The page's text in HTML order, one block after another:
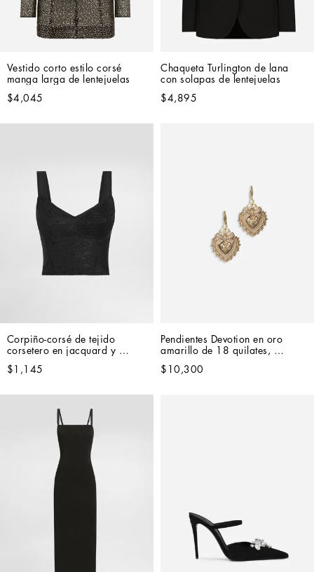
Vestido corto estilo corsé
manga larga de lentejuelas
$4,045
Chaqueta Turlington de lana
con solapas de lentejuelas
$4,895
Corpiño-corsé de tejido
corsetero en jacquard y
$1,145
Pendientes Devotion en oro
amarillo de 18 quilates,
$10,300